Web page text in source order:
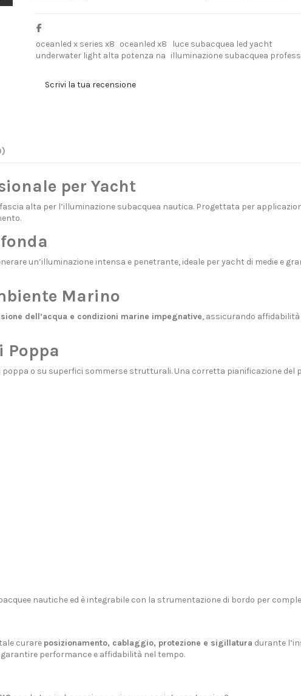
oceanled x series x8 oceanled x8
luce subacquea led yacht
underwater light alta potenza na illuminazione subacquea
Scrivi la tua recensione
per Yacht
alta per l’illuminazione subacquea nautica. Progettata per
un’illuminazione intensa e penetrante, ideale per yacht di medie e
Marino
dell’acqua e condizioni marine impegnative, assicurando
Poppa
o su superfici sommerse strutturali. Una corretta pianificazione del
nauticheed è integrabile con la strumentazione di bordo per
curare posizionamento, cablaggio, protezione e sigillatura durante
performance e affidabilità nel tempo.